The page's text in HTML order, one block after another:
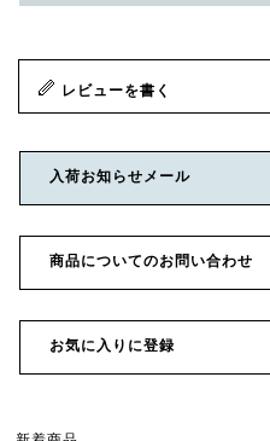
レビューを書く
入荷お知らせメール
商品についてのお問い合わせ
お気に入りに登録